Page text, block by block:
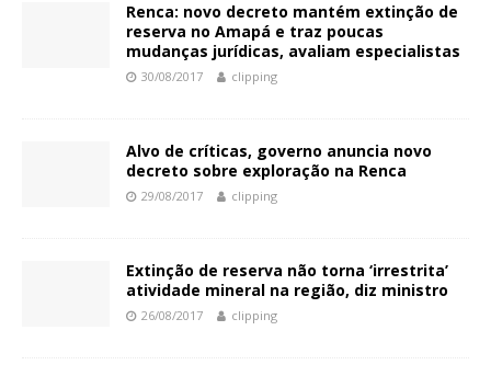
Renca: novo decreto mantém extinção de
reserva no Amapá e traz poucas
mudanças jurídicas, avaliam especialistas
30/08/2017 clipping
Alvo de críticas, governo anuncia novo
decreto sobre exploração na Renca
29/08/2017 clipping
Extinção de reserva não torna ‘irrestrita’
atividade mineral na região, diz ministro
26/08/2017 clipping